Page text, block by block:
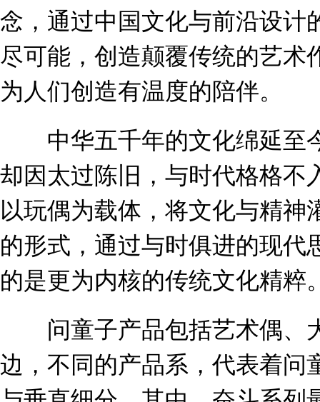
念，通过中国文化与前沿设计
尽可能，创造颠覆传统的艺术
为人们创造有温度的陪伴。
中华五千年的文化绵延至
却因太过陈旧，与时代格格不
以玩偶为载体，将文化与精神
的形式，通过与时俱进的现代
的是更为内核的传统文化精粹
问童子产品包括艺术偶、
边，不同的产品系，代表着问